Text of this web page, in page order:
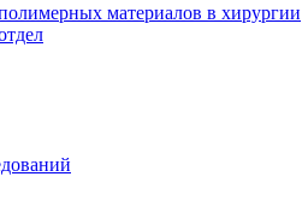
материалов в хирургии